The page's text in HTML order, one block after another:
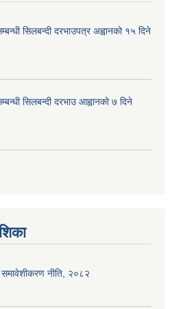
सिलबन्दी दरभाउपत्र अह्वानको १५ दिने
सिलबन्दी दरभाउ आह्वानको ७ दिने
समावेशीकरण नीति, २०८२